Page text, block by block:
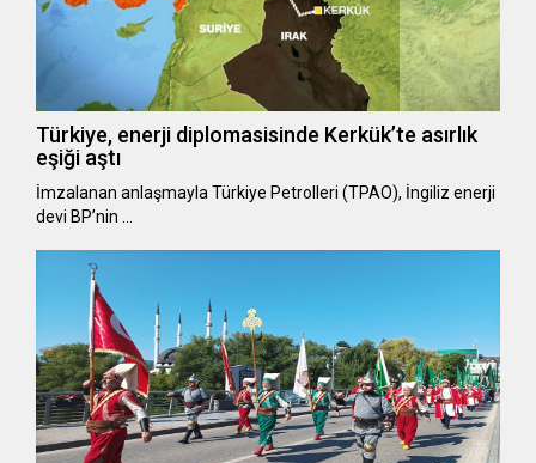
Türkiye, enerji diplomasisinde Kerkük’te asırlık
eşiği aştı
İmzalanan anlaşmayla Türkiye Petrolleri (TPAO), İngiliz enerji
devi BP’nin …